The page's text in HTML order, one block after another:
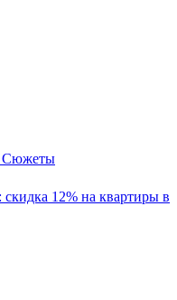
Сюжеты
12% на квартиры в